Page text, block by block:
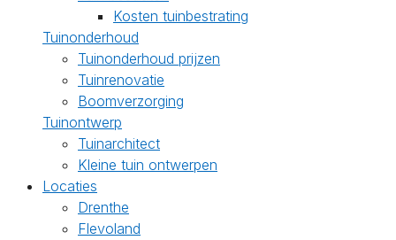
Kosten tuinbestrating
Tuinonderhoud
Tuinonderhoud prijzen
Tuinrenovatie
Boomverzorging
Tuinontwerp
Tuinarchitect
Kleine tuin ontwerpen
Locaties
Drenthe
Flevoland